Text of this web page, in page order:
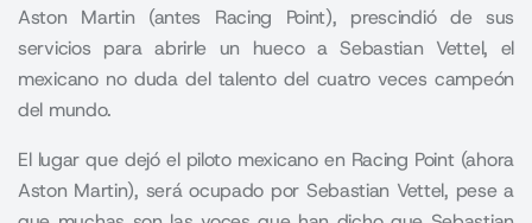
Aston Martin (antes Racing Point), prescindió de sus
servicios para abrirle un hueco a Sebastian Vettel, el
mexicano no duda del talento del cuatro veces campeón
del mundo.
El lugar que dejó el piloto mexicano en Racing Point (ahora
Aston Martin), será ocupado por Sebastian Vettel, pese a